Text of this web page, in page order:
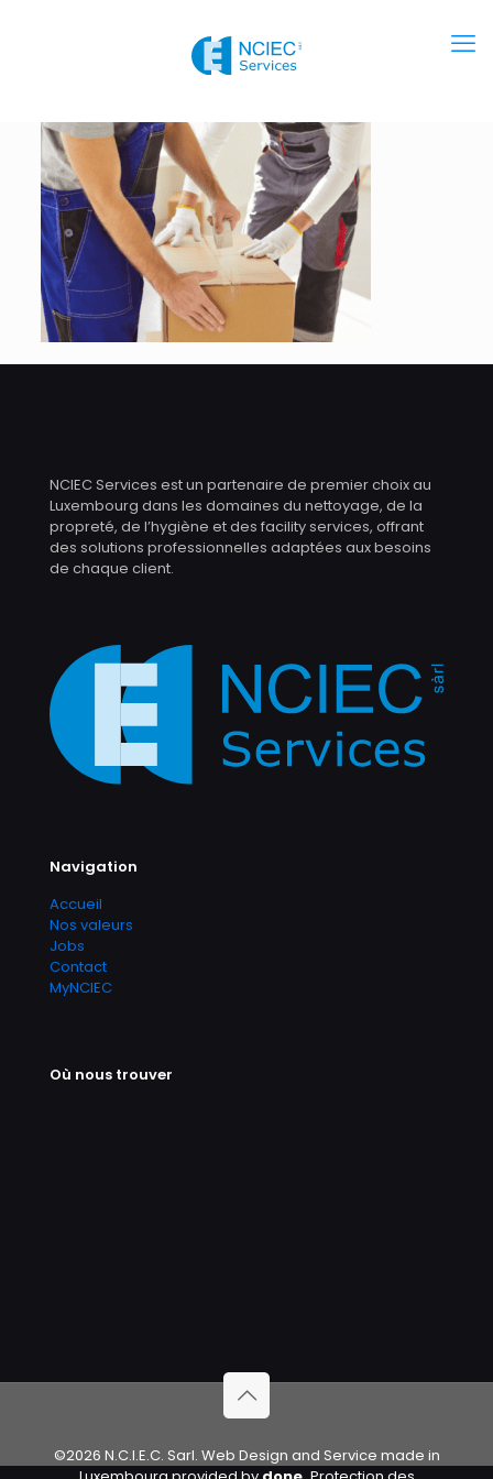
NCIEC Services est un partenaire de premier choix au
Luxembourg dans les domaines du nettoyage, de la
propreté, de l’hygiène et des facility services, offrant
des solutions professionnelles adaptées aux besoins
de chaque client.
Navigation
Accueil
Nos valeurs
Jobs
Contact
MyNCIEC
Où nous trouver
©2026 N.C.I.E.C. Sarl. Web Design and Service made in